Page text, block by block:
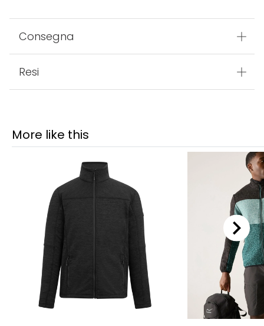
Consegna
Resi
More like this